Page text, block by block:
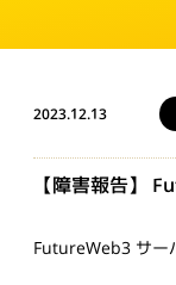
2023.12.13
【障害報告】
FutureWeb3 サー